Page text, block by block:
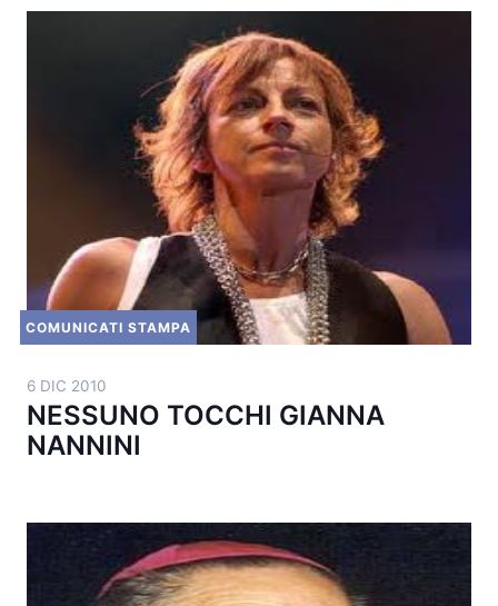
COMUNICATI STAMPA
6 DIC 2010
NESSUNO TOCCHI GIANNA
NANNINI